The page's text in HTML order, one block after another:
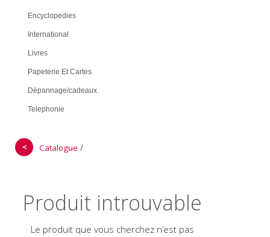
Encyclopedies
International
Livres
Papeterie Et Cartes
Dépannage/cadeaux
Telephonie
＜ Catalogue /
Produit introuvable
Le produit que vous cherchez n’est pas